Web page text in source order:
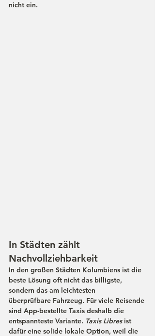
nicht ein.
In Städten zählt
Nachvollziehbarkeit
In den großen Städten Kolumbiens ist die
beste Lösung oft nicht das billigste,
sondern das am leichtesten
überprüfbare Fahrzeug. Für viele Reisende
sind App-bestellte Taxis deshalb die
entspannteste Variante. Taxis Libres ist
dafür eine solide lokale Option, weil die